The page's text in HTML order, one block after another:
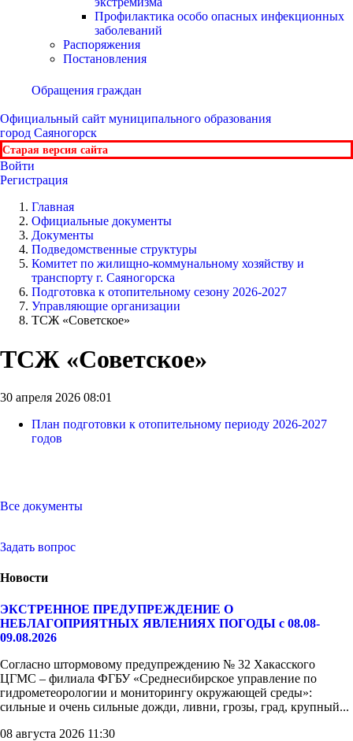
Профилактика особо опасных инфекционных
заболеваний
Распоряжения
Постановления
Обращения граждан
Официальный сайт муниципального образования
город Саяногорск
Старая версия сайта
Войти
Регистрация
Главная
Официальные документы
Документы
Подведомственные структуры
Комитет по жилищно-коммунальному хозяйству и
транспорту г. Саяногорска
Подготовка к отопительному сезону 2026-2027
Управляющие организации
ТСЖ «Советское»
ТСЖ «Советское»
30 апреля 2026 08:01
План подготовки к отопительному периоду 2026-2027
годов
Все документы
Задать вопрос
Новости
ЭКСТРЕННОЕ ПРЕДУПРЕЖДЕНИЕ О
НЕБЛАГОПРИЯТНЫХ ЯВЛЕНИЯХ ПОГОДЫ с 08.08-
09.08.2026
Согласно штормовому предупреждению № 32 Хакасского
ЦГМС – филиала ФГБУ «Среднесибирское управление по
гидрометеорологии и мониторингу окружающей среды»:
сильные и очень сильные дожди, ливни, грозы, град, крупный...
08 августа 2026 11:30